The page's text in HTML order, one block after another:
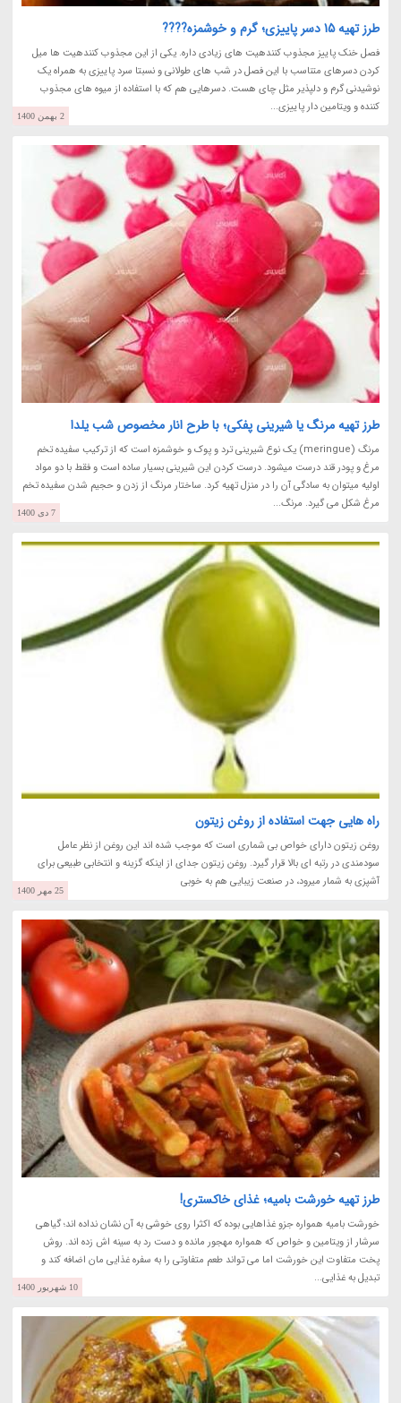
طرز تهیه 15 دسر پاییزی؛ گرم و خوشمزه????
فصل خنک پاییز مجذوب کنندهیت های زیادی داره. یکی از این مجذوب کنندهیت ها میل
کردن دسرهای متناسب با این فصل در شب های طولانی و نسبتا سرد پاییزی به همراه یک
نوشیدنی گرم و دلپذیر مثل چای هست. دسرهایی هم که با استفاده از میوه های مجذوب
کننده و ویتامین دار پاییزی...
2 بهمن 1400
طرز تهیه مرنگ یا شیرینی پفکی؛ با طرح انار مخصوص شب یلدا
مرنگ (meringue) یک نوع شیرینی ترد و پوک و خوشمزه است که از ترکیب سفیده تخم
مرغ و پودر قند درست میشود. درست کردن این شیرینی بسیار ساده است و فقط با دو مواد
اولیه میتوان به سادگی آن را در منزل تهیه کرد. ساختار مرنگ از زدن و حجیم شدن سفیده تخم
مرغ شکل می گیرد. مرنگ...
7 دی 1400
راه هایی جهت استفاده از روغن زیتون
روغن زیتون دارای خواص بی شماری است که موجب شده اند این روغن از نظر عامل
سودمندی در رتبه ای بالا قرار گیرد. روغن زیتون جدای از اینکه گزینه و انتخابی طبیعی برای
آشپزی به شمار میرود، در صنعت زیبایی هم به خوبی
25 مهر 1400
طرز تهیه خورشت بامیه؛ غذای خاکستری!
خورشت بامیه همواره جزو غذاهایی بوده که اکثرا روی خوشی به آن نشان نداده اند؛ گیاهی
سرشار از ویتامین و خواص که همواره مهجور مانده و دست رد به سینه اش زده اند. روش
پخت متفاوت این خورشت اما می تواند طعم متفاوتی را به سفره غذایی مان اضافه کند و
تبدیل به غذایی...
10 شهریور 1400